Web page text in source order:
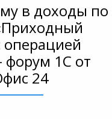
в доходы по
операцией
форум 1С от
24